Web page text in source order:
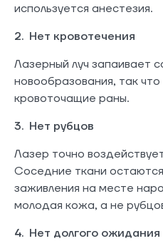
используется анестезия.
2. Нет кровотечения
Лазерный луч запаивает
новообразования, так
кровоточащие раны.
3. Нет рубцов
Лазер точно
Соседние ткани
заживления на месте
молодая кожа, а не
4. Нет долгого ожидания